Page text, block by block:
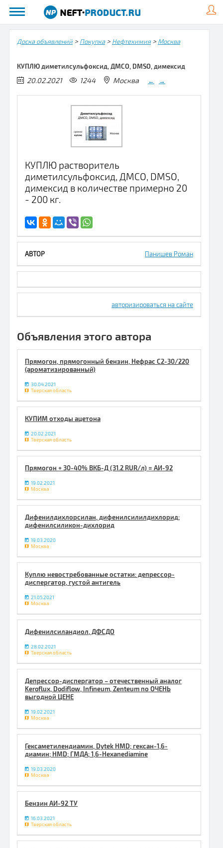
Доска объявлений> Покупка> Нефтехимия> Москва
КУПЛЮ диметилсульфоксид, ДМСО, DMSO, димексид
20.02.2021 1244 Москва ← →
КУПЛЮ растворитель
диметилсульфоксид, ДМСО, DMSO,
димексид в количестве примерно 20
- 200 кг.
Панишев Роман
авторизироваться на сайте
Объявления этого автора
Прямогон, прямогонный бензин, Нефрас С2-30/220
(ароматизированный)
30.04.2021
Тверская область
КУПИМ отходы ацетона
20.02.2021
Тверская область
Прямогон + 30-40% ВКБ-Д (31.2 RUR/л) = АИ-92
19.02.2021
Москва
Дифенилдихлорсилан, дифенилсилилдихлорид;
дифенилсиликон-дихлорид
19.03.2020
Москва
Куплю невостребованные остатки: депрессор-
диспергатор, густой антигель
21.05.2021
Москва
Дифенилсиландиол, ДФСДО
28.02.2021
Тверская область
Депрессор-диспергатор – отечественный аналог
Keroflux, Dodiflow, Infineum, Zenteum по ОЧЕНЬ
выгодной ЦЕНЕ
19.02.2021
Москва
Гексаметилендиамин, Dytek HMD; гексан-1,6-
диамин; HMD; ГМДА; 1,6-Hexanediamine
19.03.2020
Москва
Бензин АИ-92 ТУ
16.03.2021
Тверская область